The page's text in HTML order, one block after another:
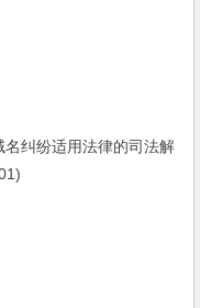
名纠纷适用法律的司法解